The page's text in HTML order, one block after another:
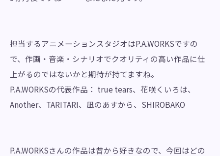
担当するアニメーションスタジオはP.A.WORKSですの
で、作画・音楽・シナリオでクオリティの高い作品に仕
上がるのではないかと期待が持てますね。
P.A.WORKSの代表作品： true tears、花咲くいろは、
Another、TARITARI、凪のあすから、SHIROBAKO
P.A.WORKSさんの作品は昔から好きなので、今回はどの